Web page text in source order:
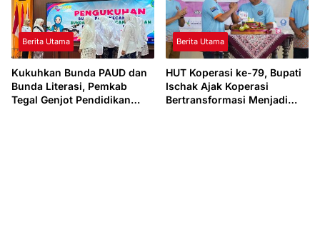
Berita Utama
Kukuhkan Bunda PAUD dan
Bunda Literasi, Pemkab
Tegal Genjot Pendidikan
Berita Utama
HUT Koperasi ke-79, Bupati
Ischak Ajak Koperasi
Bertransformasi Menjadi